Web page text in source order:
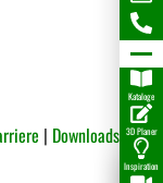
| Downloads |
Kataloge
3D Planer
Inspiration